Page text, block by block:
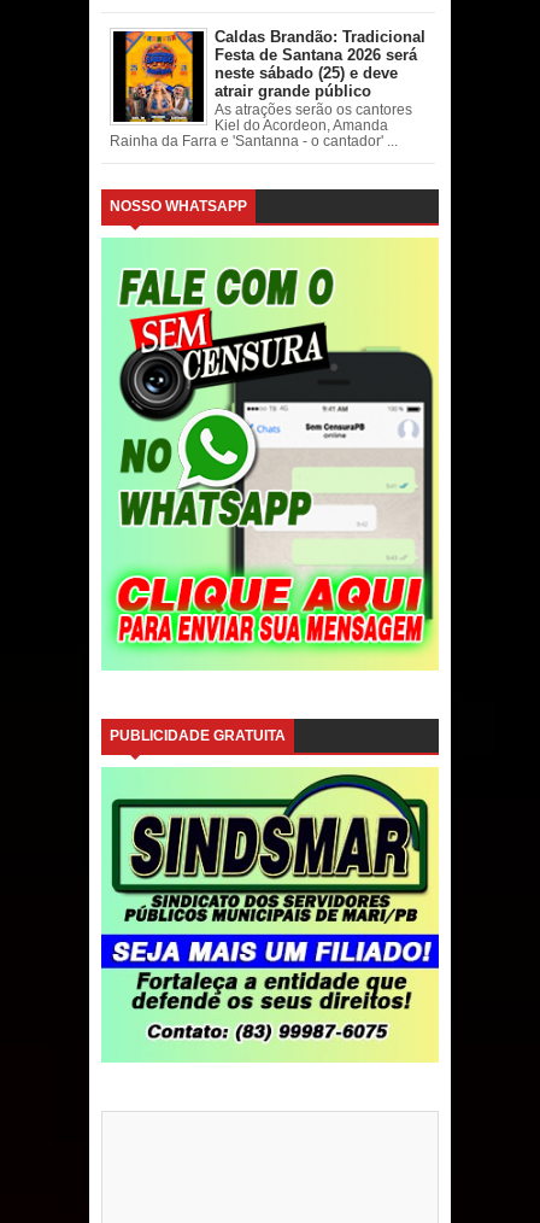
Caldas Brandão: Tradicional
Festa de Santana 2026 será
neste sábado (25) e deve
atrair grande público
As atrações serão os cantores
Kiel do Acordeon, Amanda
Rainha da Farra e 'Santanna - o cantador' ...
NOSSO WHATSAPP
PUBLICIDADE GRATUITA